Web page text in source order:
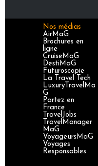
Nos médias
AirMaG
Brochures en
ligne
CruiseMaG
DestiMaG
Futuroscopie
La Travel Tech
LuxuryTravelMa
G
Partez en
France
TravelJobs
TravelManager
MaG
VoyageursMaG
Voyages
Responsables